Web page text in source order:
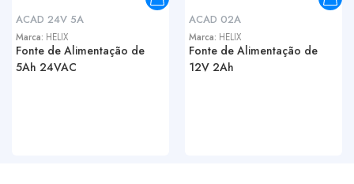
ACAD 24V 5A
Marca: HELIX
Fonte de Alimentação de
5Ah 24VAC
ACAD 02A
Marca: HELIX
Fonte de Alimentação de
12V 2Ah